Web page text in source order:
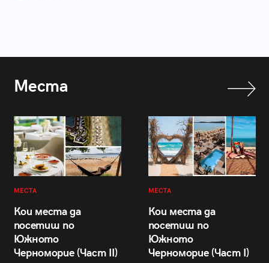
Места
МЕСТА
Кои места да
посетиш по
Южното
Черноморие (Част II)
МЕСТА
Кои места да
посетиш по
Южното
Черноморие (Част I)